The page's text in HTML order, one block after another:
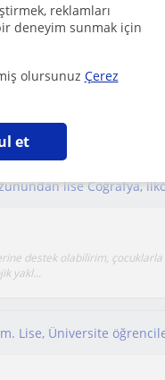
reklamları
deneyim sunmak için
olursunuz Çerez
et
olduğunda
destek olabilirim, çocuklarla
yakl...
Lise, Üniversite